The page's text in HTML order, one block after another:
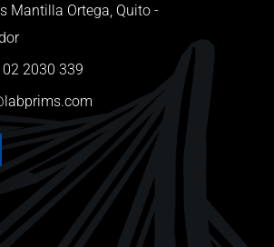
Mantilla Ortega, Quito -
2030 339